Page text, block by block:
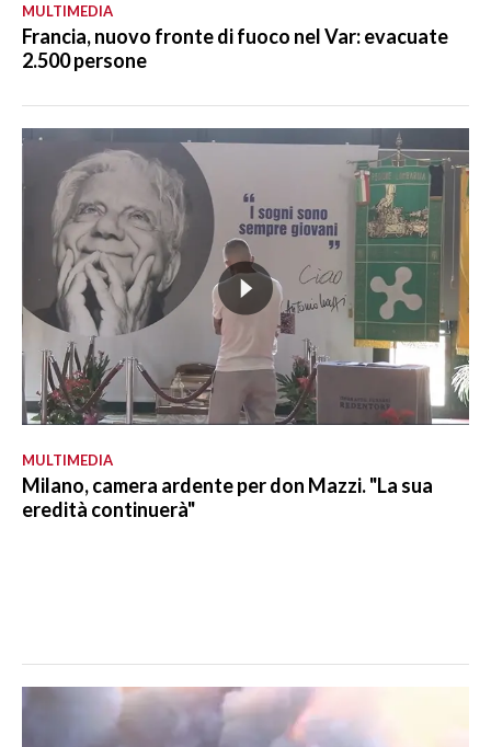
MULTIMEDIA
Francia, nuovo fronte di fuoco nel Var: evacuate
2.500 persone
MULTIMEDIA
Milano, camera ardente per don Mazzi. "La sua
eredità continuerà"